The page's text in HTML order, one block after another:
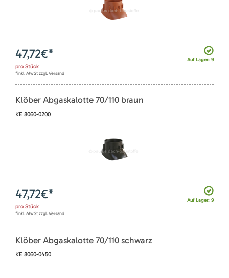
Auf Lager: 9
47,72€*
pro Stück
*inkl. MwSt zzgl. Versand
Klöber Abgaskalotte 70/110 braun
KE 8060-0200
Auf Lager: 9
47,72€*
pro Stück
*inkl. MwSt zzgl. Versand
Klöber Abgaskalotte 70/110 schwarz
KE 8060-0450